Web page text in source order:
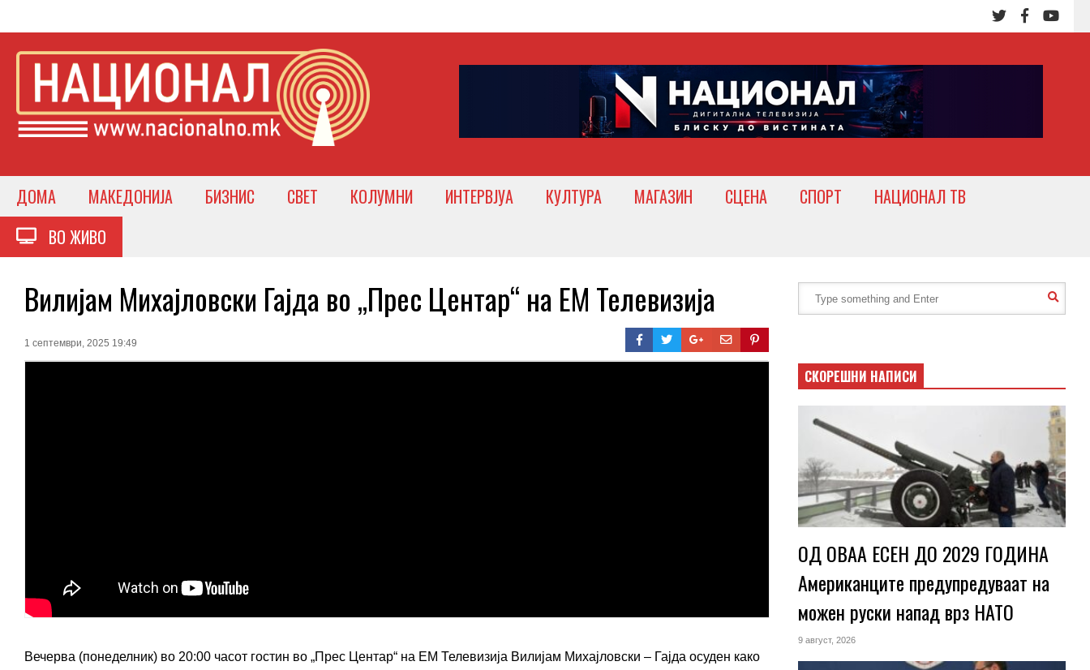
ДОМА МАКЕДОНИЈА БИЗНИС СВЕТ КОЛУМНИ ИНТЕРВЈУА КУЛТУРА МАГАЗИН СЦЕНА СПОРТ
НАЦИОНАЛ ТВ
ВО ЖИВО
Вилијам Михајловски Гајда во „Прес Центар“ на ЕМ Телевизија
1 септември, 2025 19:49
Вечерва (понеделник) во 20:00 часот гостин во „Прес Центар“ на ЕМ Телевизија Вилијам Михајловски – Гајда осуден како
СКОРЕШНИ НАПИСИ
ОД ОВАА ЕСЕН ДО 2029 ГОДИНА
Американците предупредуваат на
можен руски напад врз НАТО
9 август, 2026